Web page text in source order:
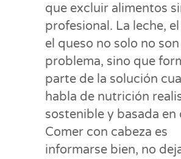
que excluir alimentos
profesional. La leche,
el queso no solo no son
problema, sino que
parte de la solución
habla de nutrición
sostenible y basada en
Comer con cabeza es
informarse bien, no